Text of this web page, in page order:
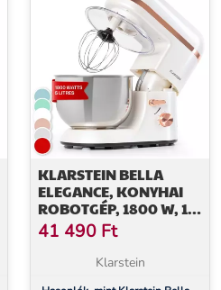
veszik. Rendelje meg a
és legyen vége a
KLARSTEIN BELLA
ELEGANCE, KONYHAI
ROBOTGÉP, 1800 W, 1,7
PS, 6 FOKOZAT, 5 L
41 490 Ft
Klarstein